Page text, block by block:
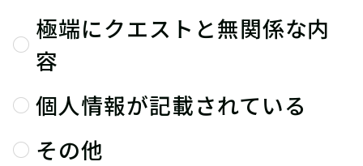
極端にクエストと無関係な内
容
個人情報が記載されている
その他